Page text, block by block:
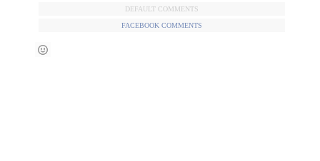
DEFAULT COMMENTS
FACEBOOK COMMENTS